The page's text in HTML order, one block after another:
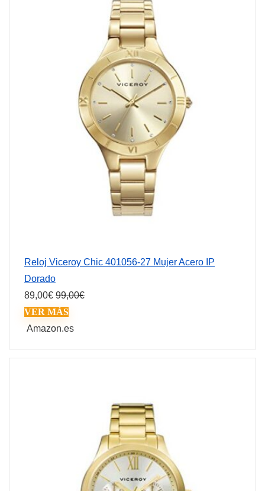
Reloj Viceroy Chic 401056-27 Mujer Acero IP
Dorado
89,00€ 99,00€
VER MÁS
Amazon.es